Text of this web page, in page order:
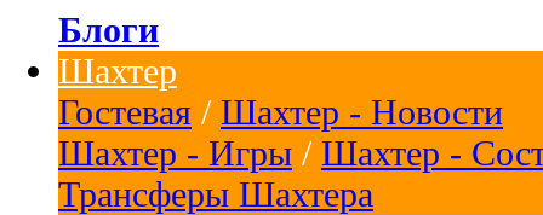
Блоги
Шахтер
Гостевая / Шахтер - Новости
Шахтер - Игры / Шахтер -
Трансферы Шахтера